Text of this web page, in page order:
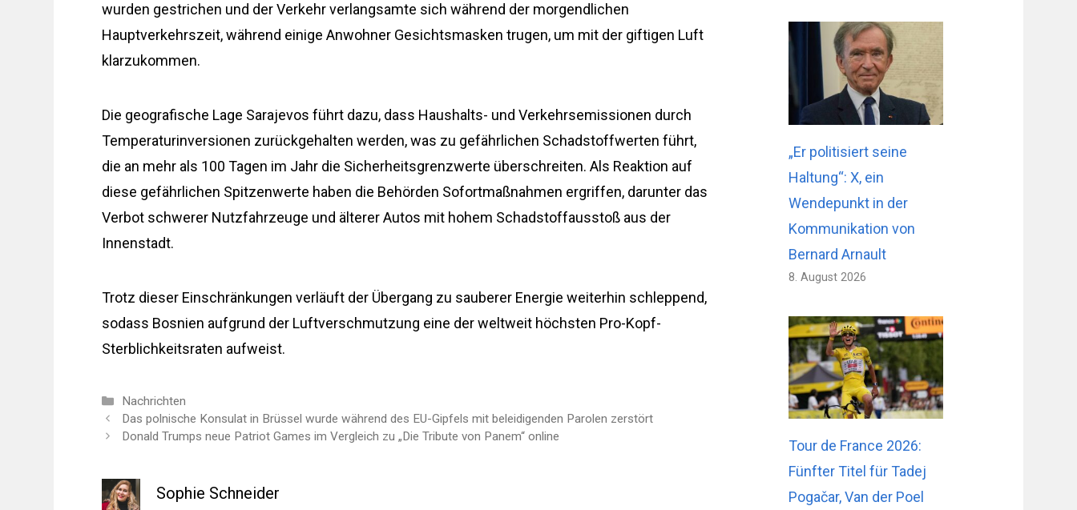
wurden gestrichen und der Verkehr verlangsamte sich während der morgendlichen
Hauptverkehrszeit, während einige Anwohner Gesichtsmasken trugen, um mit der giftigen Luft
klarzukommen.
Die geografische Lage Sarajevos führt dazu, dass Haushalts- und Verkehrsemissionen durch
Temperaturinversionen zurückgehalten werden, was zu gefährlichen Schadstoffwerten führt,
die an mehr als 100 Tagen im Jahr die Sicherheitsgrenzwerte überschreiten. Als Reaktion auf
diese gefährlichen Spitzenwerte haben die Behörden Sofortmaßnahmen ergriffen, darunter das
Verbot schwerer Nutzfahrzeuge und älterer Autos mit hohem Schadstoffausstoß aus der
Innenstadt.
Trotz dieser Einschränkungen verläuft der Übergang zu sauberer Energie weiterhin schleppend,
sodass Bosnien aufgrund der Luftverschmutzung eine der weltweit höchsten Pro-Kopf-
Sterblichkeitsraten aufweist.
Kategorien
Nachrichten
Das polnische Konsulat in Brüssel wurde während des EU-Gipfels mit beleidigenden Parolen zerstört
Donald Trumps neue Patriot Games im Vergleich zu „Die Tribute von Panem“ online
Sophie Schneider
„Er politisiert seine
Haltung“: X, ein
Wendepunkt in der
Kommunikation von
Bernard Arnault
8. August 2026
Tour de France 2026:
Fünfter Titel für Tadej
Pogačar, Van der Poel